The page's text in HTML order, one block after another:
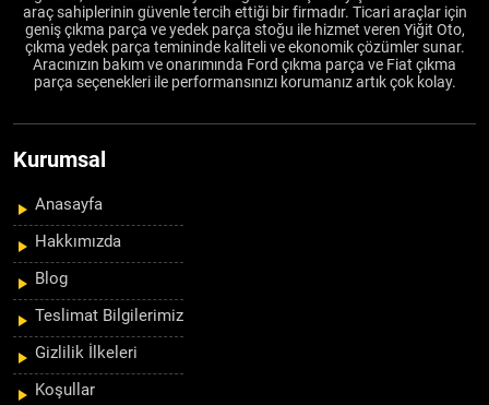
araç sahiplerinin güvenle tercih ettiği bir firmadır. Ticari araçlar için
geniş çıkma parça ve yedek parça stoğu ile hizmet veren Yiğit Oto,
çıkma yedek parça temininde kaliteli ve ekonomik çözümler sunar.
Aracınızın bakım ve onarımında Ford çıkma parça ve Fiat çıkma
parça seçenekleri ile performansınızı korumanız artık çok kolay.
Kurumsal
Anasayfa
Hakkımızda
Blog
Teslimat Bilgilerimiz
Gizlilik İlkeleri
Koşullar